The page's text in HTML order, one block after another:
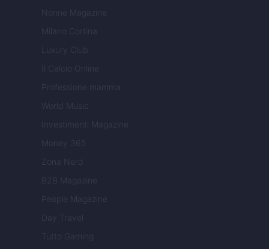
Nonne Magazine
Milano Cortina
Luxury Club
Il Calcio Online
Professione mamma
World Music
Investimenti Magazine
Money 365
Zona Nerd
B2B Magazine
People Magazine
Day Travel
Tutto Gaming